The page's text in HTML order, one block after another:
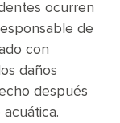
ocurren
de
con
daños
después